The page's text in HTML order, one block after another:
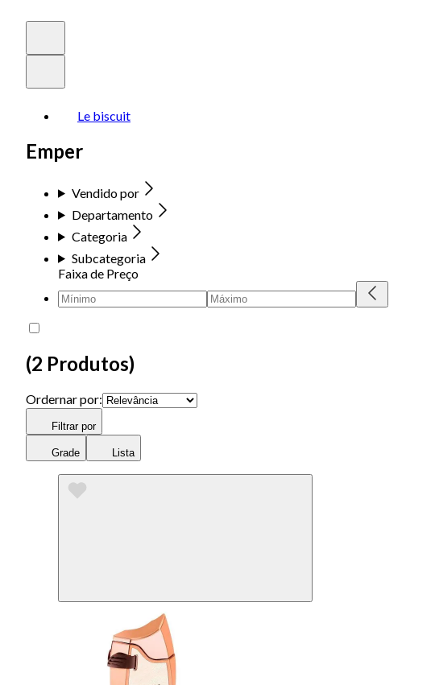
Le biscuit
Emper
Vendido por
Departamento
Categoria
Subcategoria
Faixa de Preço
(2 Produtos)
Ordernar por:
Filtrar por
Grade Lista